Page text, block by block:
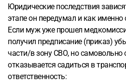
Юридические последствия
этапе он передумал и как именно
Если муж уже прошел
получил предписание (приказ)
части/в зону СВО, но самовольно
отказывается садиться в
ответственность: